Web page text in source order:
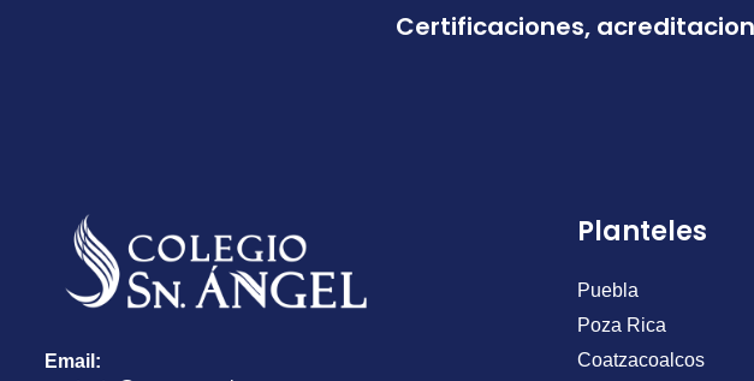
Certificaciones,
Email:
Planteles
Puebla
Poza Rica
Coatzacoalcos